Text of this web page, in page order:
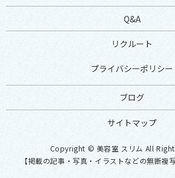
Q&A
リクルート
プライバシーポリシー
ブログ
サイトマップ
Copyright © 美容室 スリム All
【掲載の記事・写真・イラストなどの無断複